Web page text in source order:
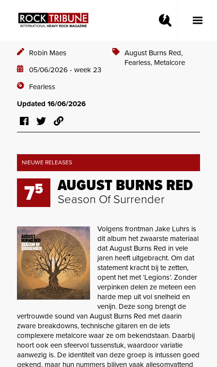
Toggle
Robin Maes
05/06/2026 - week 23
Fearless
August Burns Red,
Fearless, Metalcore
Updated 16/06/2026
NIEUWE RELEASES
75 AUGUST BURNS RED
Season Of Surrender
Volgens frontman Jake Luhrs is
dit album het zwaarste materiaal
dat August Burns Red in vele
jaren heeft uitgebracht. Om dat
statement kracht bij te zetten,
opent het met ‘Legions’. Zonder
verpinken delen ze meteen een
harde mep uit vol snelheid en
venijn. Deze song brengt de
vertrouwde sound van August Burns Red met daarin
zware breakdowns, technische gitaren en de iets
complexere metalcore waar ze om bekendstaan. Daarbij
hoort ook een sfeervol tussenstuk, waardoor variatie
aanwezig is. De identiteit van deze groep is intussen goed
gekend, maar hun nummers blijven vaak allesomvattend